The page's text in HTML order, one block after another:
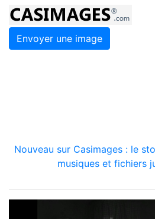
Envoyer une image
Nouveau sur Casimages : le
musiques et fichiers